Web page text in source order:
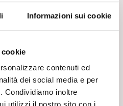
Informazioni sui cookie
contenuti ed
dei social media e per
Condividiamo inoltre
Francois Jacob, premio Nobel
“
La scienza in biologia non si
che è noto, come in certe
a giustificare ciò che si osserva
a spiegare il visibile con
dell’invisibile, con il ricorso a
ipotetiche”.
le seguenti basi comuni del